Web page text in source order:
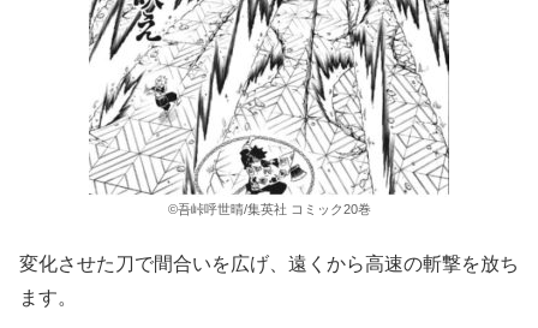
©吾峠呼世晴/集英社 コミック20巻
変化させた刀で間合いを広げ、遠くから高速の斬撃を放ち
ます。